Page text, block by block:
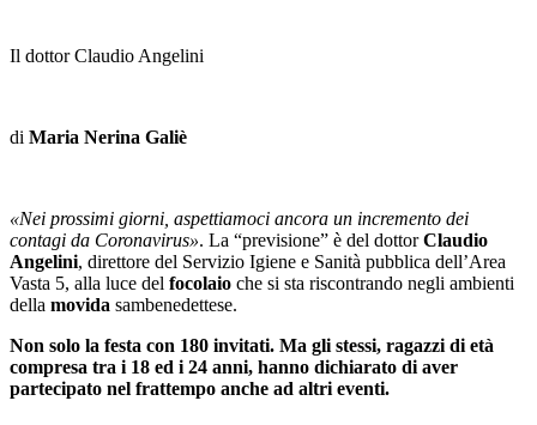
Il dottor Claudio Angelini
di Maria Nerina Galiè
«Nei prossimi giorni, aspettiamoci ancora un incremento dei
contagi da Coronavirus». La “previsione” è del dottorClaudio
Angelini, direttore del Servizio Igiene e Sanità pubblica dell’Area
Vasta 5, alla luce del focolaio che si sta riscontrando negli ambienti
della movida sambenedettese.
Non solo la festa con 180 invitati. Ma gli stessi, ragazzi di età
compresa tra i 18 ed i 24 anni, hanno dichiarato di aver
partecipato nel frattempo anche ad altri eventi.